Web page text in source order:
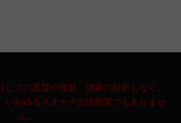
ての翼賛や賞賛、啓蒙の目的もなく、
いわゆるネオナチの活動家でもありませ
ん。